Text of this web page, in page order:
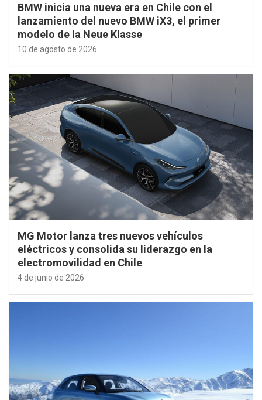
BMW inicia una nueva era en Chile con el
lanzamiento del nuevo BMW iX3, el primer
modelo de la Neue Klasse
10 de agosto de 2026
MG Motor lanza tres nuevos vehículos
eléctricos y consolida su liderazgo en la
electromovilidad en Chile
4 de junio de 2026